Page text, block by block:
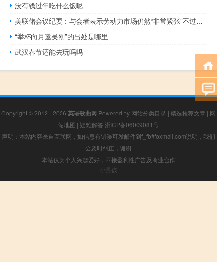
没有钱过年吃什么饭呢
美联储会议纪要：与会者表示劳动力市场仍然“非常紧张”不过有迹象显示劳动力需求正趋于平衡
“举杯向月邀吴刚”的出处是哪里
武汉春节还能去玩吗吗
Copyright © 2012 - 2026 英语歌曲网 Powered by 网站分类目录 | 精选推荐文章 | 网
站地图 | 疑难解答 浙ICP备06009081号
声明：本站内容来自互联网，如信息有错误可发邮件到f_fb#foxmail.com说明，我们
会及时纠正，谢谢
本站仅为个人兴趣爱好，不接盈利性广告及商业合作
小男孩